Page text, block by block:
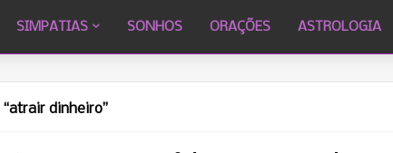
SIMPATIAS SONHOS ORAÇÕES ASTROLOGIA
atrair dinheiro